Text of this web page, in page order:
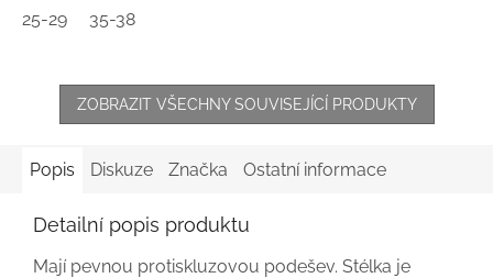
25-29 35-38
ZOBRAZIT VŠECHNY SOUVISEJÍCÍ PRODUKTY
Popis Diskuze Značka Ostatní informace
Detailní popis produktu
Mají pevnou protiskluzovou podešev. Stélka je